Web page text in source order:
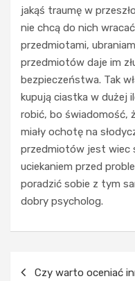
jakąś traumę w
nie chcą do nich
przedmiotami,
przedmiotów daje im
bezpieczeństwa. Tak
kupują ciastka w dużej
robić, bo świadomość,
miały ochotę na
przedmiotów jest wiec
uciekaniem przed
poradzić sobie z tym
dobry psycholog.
Czy warto oceniać
e
t
ó
r
e
t
w
r
z
ą
s
y
d
ARTYKUŁ
SPONSOROWANY
MĘŻCZYŹNI
N
a
o
w
s
z
t
n